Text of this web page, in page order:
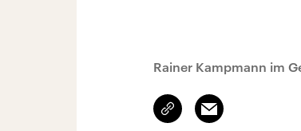
Rainer Kampmann im
Link
kopieren/teilen
Email